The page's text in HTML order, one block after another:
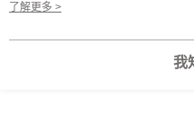
用條款之 Cookie 聲明使用 cookie。
了解更多 >
我